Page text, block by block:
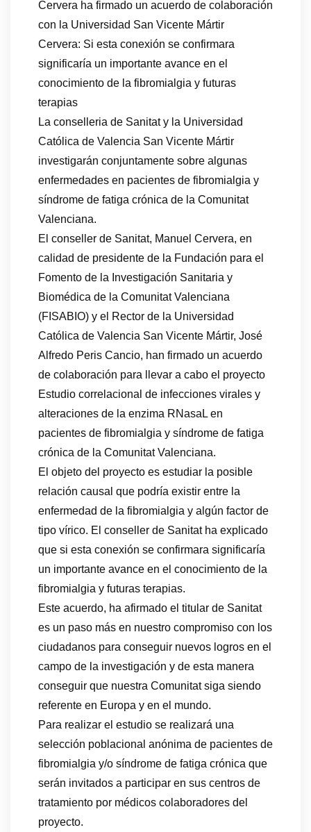
Cervera ha firmado un acuerdo de colaboración
con la Universidad San Vicente Mártir
Cervera: Si esta conexión se confirmara
significaría un importante avance en el
conocimiento de la fibromialgia y futuras
terapias
La conselleria de Sanitat y la Universidad
Católica de Valencia San Vicente Mártir
investigarán conjuntamente sobre algunas
enfermedades en pacientes de fibromialgia y
síndrome de fatiga crónica de la Comunitat
Valenciana.
El conseller de Sanitat, Manuel Cervera, en
calidad de presidente de la Fundación para el
Fomento de la Investigación Sanitaria y
Biomédica de la Comunitat Valenciana
(FISABIO) y el Rector de la Universidad
Católica de Valencia San Vicente Mártir, José
Alfredo Peris Cancio, han firmado un acuerdo
de colaboración para llevar a cabo el proyecto
Estudio correlacional de infecciones virales y
alteraciones de la enzima RNasaL en
pacientes de fibromialgia y síndrome de fatiga
crónica de la Comunitat Valenciana.
El objeto del proyecto es estudiar la posible
relación causal que podría existir entre la
enfermedad de la fibromialgia y algún factor de
tipo vírico. El conseller de Sanitat ha explicado
que si esta conexión se confirmara significaría
un importante avance en el conocimiento de la
fibromialgia y futuras terapias.
Este acuerdo, ha afirmado el titular de Sanitat
es un paso más en nuestro compromiso con los
ciudadanos para conseguir nuevos logros en el
campo de la investigación y de esta manera
conseguir que nuestra Comunitat siga siendo
referente en Europa y en el mundo.
Para realizar el estudio se realizará una
selección poblacional anónima de pacientes de
fibromialgia y/o síndrome de fatiga crónica que
serán invitados a participar en sus centros de
tratamiento por médicos colaboradores del
proyecto.